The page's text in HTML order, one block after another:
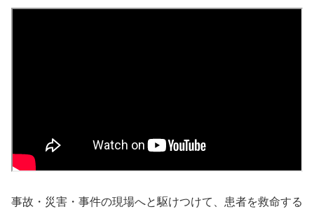
事故・災害・事件の現場へと駆けつけて、患者を救命する